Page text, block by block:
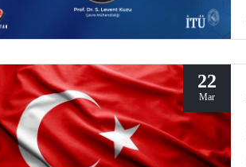
22
Mar